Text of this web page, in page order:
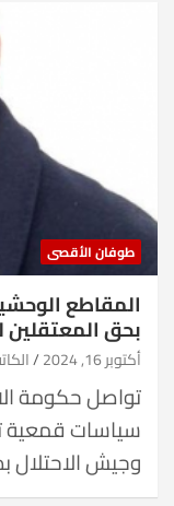
طوفان الأقصى
المقاطع
بحق المعتقلين
أكتوبر 16, 2024
تواصل حكومة
سياسات قمعية
وجيش الاحتلال